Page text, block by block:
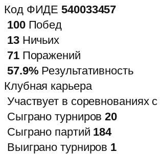
Код ФИДЕ 540033457
100 Побед
13 Ничьих
71 Поражений
57.9% Результативность
Клубная карьера
Участвует в соревнованиях с
Сыграно турниров 20
Сыграно партий 184
Выиграно турниров 1